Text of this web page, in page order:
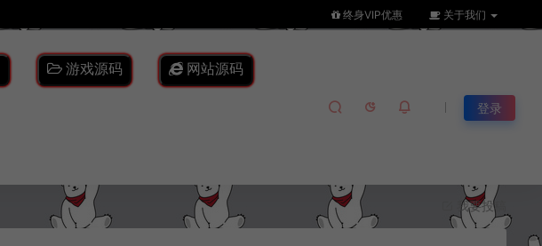
终身VIP优惠 关于我们
游戏源码 网站源码
登录
我要投稿